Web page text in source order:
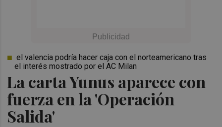
La carta Yunus aparece con
fuerza en la 'Operación
Salida'
el valencia podría hacer caja con el norteamericano tras
el interés mostrado por el AC Milan